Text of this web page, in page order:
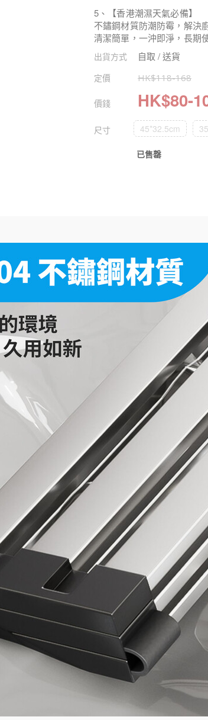
5、【香港潮濕天氣必備】
不鏽鋼材質防潮防霉，解決
清潔簡單，一沖即淨，長期
出貨方式 自取 / 送貨
定價 HK$118-168
價錢 HK$80-
尺寸 45*32.5cm
已售罄